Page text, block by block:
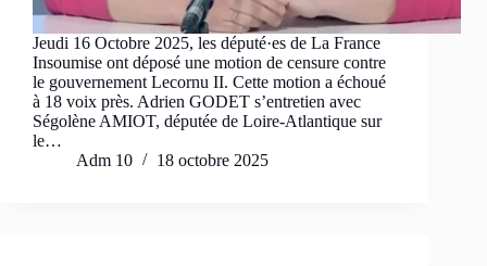
Jeudi 16 Octobre 2025, les député·es de La France
Insoumise ont déposé une motion de censure contre
le gouvernement Lecornu II. Cette motion a échoué
à 18 voix près. Adrien GODET s’entretien avec
Ségolène AMIOT, députée de Loire-Atlantique sur
le…
Adm 10
18 octobre 2025